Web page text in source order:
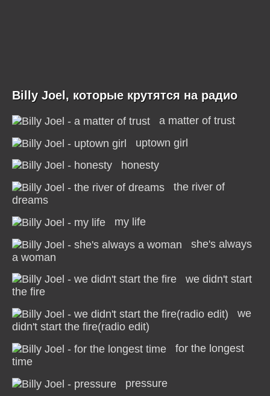
Billy Joel, которые крутятся на радио
a matter of trust
uptown girl
honesty
the river of
dreams
my life
she's always
a woman
we didn't start
the fire
we
didn't start the fire(radio edit)
for the longest
time
pressure